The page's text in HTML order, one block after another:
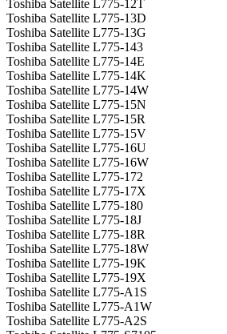
Toshiba Satellite L775-12T
Toshiba Satellite L775-13D
Toshiba Satellite L775-13G
Toshiba Satellite L775-143
Toshiba Satellite L775-14E
Toshiba Satellite L775-14K
Toshiba Satellite L775-14W
Toshiba Satellite L775-15N
Toshiba Satellite L775-15R
Toshiba Satellite L775-15V
Toshiba Satellite L775-16U
Toshiba Satellite L775-16W
Toshiba Satellite L775-172
Toshiba Satellite L775-17X
Toshiba Satellite L775-180
Toshiba Satellite L775-18J
Toshiba Satellite L775-18R
Toshiba Satellite L775-18W
Toshiba Satellite L775-19K
Toshiba Satellite L775-19X
Toshiba Satellite L775-A1S
Toshiba Satellite L775-A1W
Toshiba Satellite L775-A2S